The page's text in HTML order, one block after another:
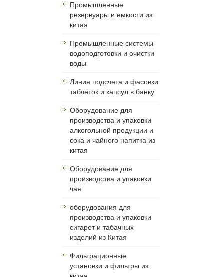
Промышленные
резервуары и емкости из
китая
Промышленные системы
водоподготовки и очистки
воды
Линия подсчета и фасовки
таблеток и капсул в банку
Оборудование для
производства и упаковки
алкогольной продукции и
сока и чайного напитка из
китая
Оборудование для
производства и упаковки
чая
оборудования для
производства и упаковки
сигарет и табачных
изделий из Китая
Фильтрационные
установки и фильтры из